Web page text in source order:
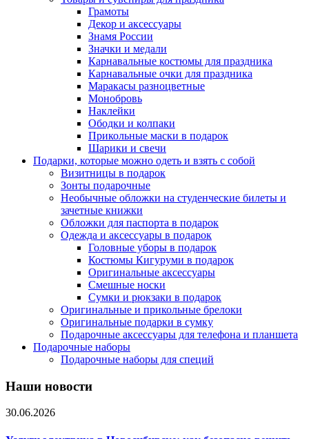
Грамоты
Декор и аксессуары
Знамя России
Значки и медали
Карнавальные костюмы для праздника
Карнавальные очки для праздника
Маракасы разноцветные
Монобровь
Наклейки
Ободки и колпаки
Прикольные маски в подарок
Шарики и свечи
Подарки, которые можно одеть и взять с собой
Визитницы в подарок
Зонты подарочные
Необычные обложки на студенческие билеты и
зачетные книжки
Обложки для паспорта в подарок
Одежда и аксессуары в подарок
Головные уборы в подарок
Костюмы Кигуруми в подарок
Оригинальные аксессуары
Смешные носки
Сумки и рюкзаки в подарок
Оригинальные и прикольные брелоки
Оригинальные подарки в сумку
Подарочные аксессуары для телефона и планшета
Подарочные наборы
Подарочные наборы для специй
Наши новости
30.06.2026